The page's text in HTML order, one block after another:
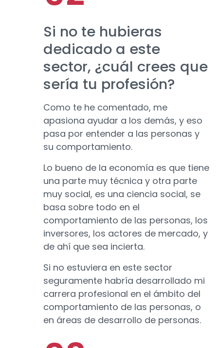
Si no te hubieras
dedicado a este
sector, ¿cuál crees que
sería tu profesión?
Como te he comentado, me
apasiona ayudar a los demás, y eso
pasa por entender a las personas y
su comportamiento.
Lo bueno de la economía es que tiene
una parte muy técnica y otra parte
muy social, es una ciencia social, se
basa sobre todo en el
comportamiento de las personas, los
inversores, los actores de mercado, y
de ahí que sea incierta.
Si no estuviera en este sector
seguramente habría desarrollado mi
carrera profesional en el ámbito del
comportamiento de las personas, o
en áreas de desarrollo de personas.